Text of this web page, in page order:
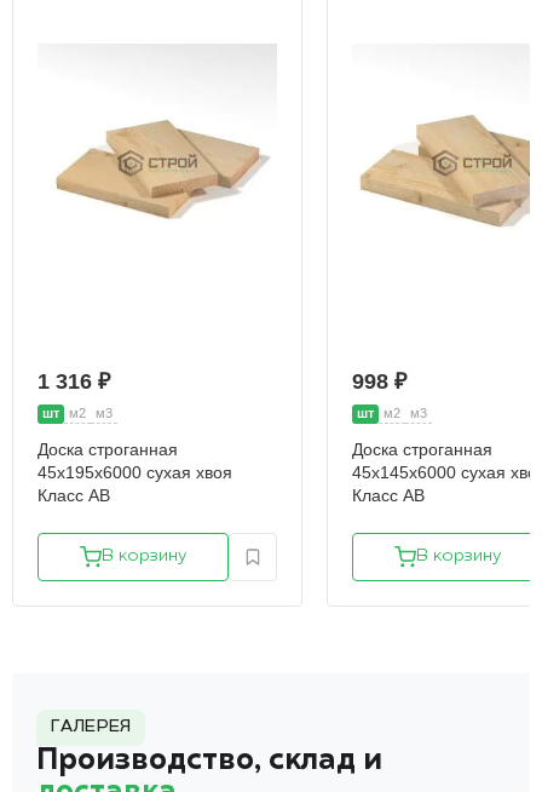
1 316 ₽
шт м2 м3
Доска строганная
45х195х6000 сухая хвоя
Класс АВ
В корзину
998 ₽
шт м2 м3
Доска строганная
45х145х6000 сухая
Класс АВ
В корзину
ГАЛЕРЕЯ
Производство, склад и